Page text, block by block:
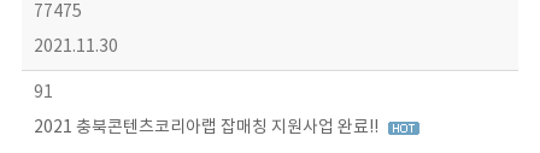
77475
2021.11.30
91
2021 충북콘텐츠코리아랩 잡매칭 지원사업 완료!!